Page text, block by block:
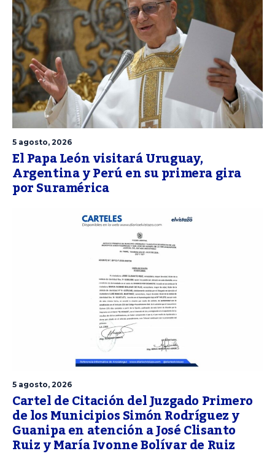
5 agosto, 2026
El Papa León visitará Uruguay,
Argentina y Perú en su primera gira
por Suramérica
5 agosto, 2026
Cartel de Citación del Juzgado Primero
de los Municipios Simón Rodríguez y
Guanipa en atención a José Clisanto
Ruiz y María Ivonne Bolívar de Ruiz